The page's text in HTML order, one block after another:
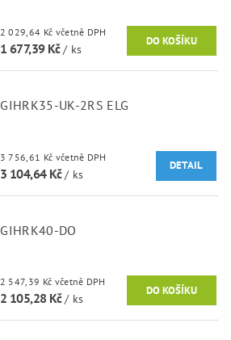
2 029,64 Kč včetně DPH
1 677,39 Kč/ ks
GIHRK35-UK-2RS ELG
3 756,61 Kč včetně DPH
3 104,64 Kč/ ks
DETAIL
GIHRK40-DO
2 547,39 Kč včetně DPH
2 105,28 Kč/ ks